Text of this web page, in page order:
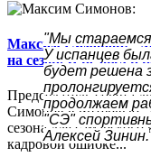
Максим Симонов:
на сезон. Я не был в
Председатель совета
Симонов в интервью
сезона для
кадровой ошибке...
"Мы стараемся
У испанцев
будет решена
продолжаем
"СЭ"
Алексей Зинин.